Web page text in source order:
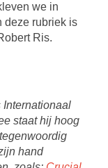
we in
deze rubriek is
Ris.
Internationaal
staat hij hoog
hand